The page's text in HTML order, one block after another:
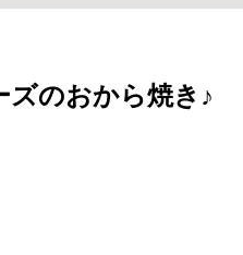
ズのおから焼き♪